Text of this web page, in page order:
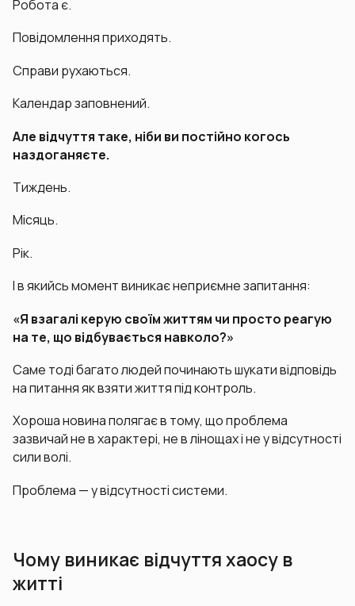
Робота є.
Повідомлення приходять.
Справи рухаються.
Календар заповнений.
Але відчуття таке, ніби ви постійно когось
наздоганяєте.
Тиждень.
Місяць.
Рік.
І в якийсь момент виникає неприємне запитання:
«Я взагалі керую своїм життям чи просто реагую
на те, що відбувається навколо?»
Саме тоді багато людей починають шукати відповідь
на питання як взяти життя під контроль.
Хороша новина полягає в тому, що проблема
зазвичай не в характері, не в лінощах і не у відсутності
сили волі.
Проблема — у відсутності системи.
Чому виникає відчуття хаосу в
житті